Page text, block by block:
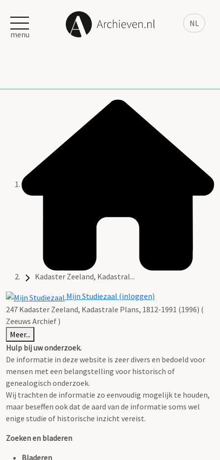
NL
menu
Kadaster Zeeland, Kadastral...
Mijn Studiezaal (inloggen)
247 Kadaster Zeeland, Kadastrale Plans, 1812-1991 (1996) (
Zeeuws Archief )
Meer...
Hulp bij uw onderzoek.
De informatie in deze website is zeer divers en bedoeld voor
mensen met een belangstelling voor historisch of
genealogisch onderzoek.
Wij trachten de informatie zo eenvoudig mogelijk te houden,
maar beseffen ook dat de aard van de informatie soms wel
enige studie of historische inzicht vereist.
Zoeken en bladeren
Bladeren